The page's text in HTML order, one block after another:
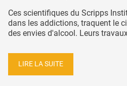
Ces scientifiques du Scripps
dans les addictions, traquent le
des envies d'alcool. Leurs
LIRE LA SUITE